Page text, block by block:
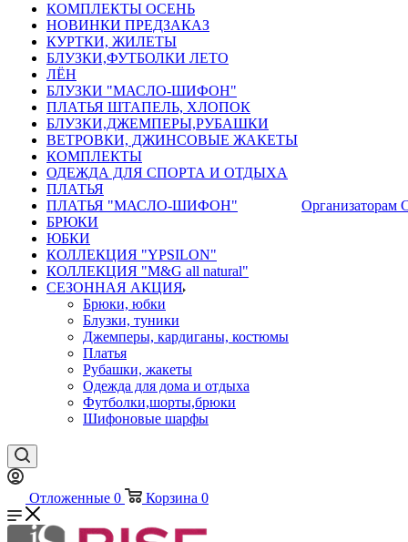
КОМПЛЕКТЫ ОСЕНЬ
НОВИНКИ ПРЕДЗАКАЗ
КУРТКИ, ЖИЛЕТЫ
БЛУЗКИ,ФУТБОЛКИ ЛЕТО
ЛЁН
БЛУЗКИ "МАСЛО-ШИФОН"
ПЛАТЬЯ ШТАПЕЛЬ, ХЛОПОК
БЛУЗКИ,ДЖЕМПЕРЫ,РУБАШКИ
ВЕТРОВКИ, ДЖИНСОВЫЕ ЖАКЕТЫ
КОМПЛЕКТЫ
ОДЕЖДА ДЛЯ СПОРТА И ОТДЫХА
ПЛАТЬЯ
ПЛАТЬЯ "МАСЛО-ШИФОН"
БРЮКИ
ЮБКИ
КОЛЛЕКЦИЯ "YPSILON"
КОЛЛЕКЦИЯ "M&G all natural"
СЕЗОННАЯ АКЦИЯ
Брюки, юбки
Блузки, туники
Джемперы, кардиганы, костюмы
Платья
Рубашки, жакеты
Одежда для дома и отдыха
Футболки,шорты,брюки
Шифоновые шарфы
Организаторам
Отложенные 0 Корзина 0